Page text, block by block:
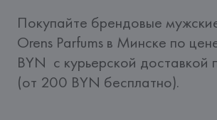
Покупайте брендовые
Orens Parfums в Минске по
BYN  c курьерской доставкой
(от 200 BYN бесплатно).